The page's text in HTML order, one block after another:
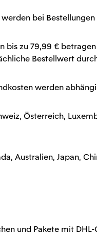
bei
bis zu 79,99 €
Bestellwert
werden
Österreich,
Australien, Japan,
und Pakete mit